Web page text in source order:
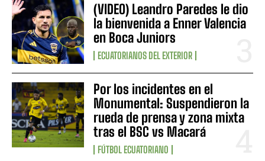
(VIDEO) Leandro Paredes le dio
la bienvenida a Enner Valencia
en Boca Juniors
ECUATORIANOS DEL EXTERIOR
Por los incidentes en el
Monumental: Suspendieron la
rueda de prensa y zona mixta
tras el BSC vs Macará
FÚTBOL ECUATORIANO